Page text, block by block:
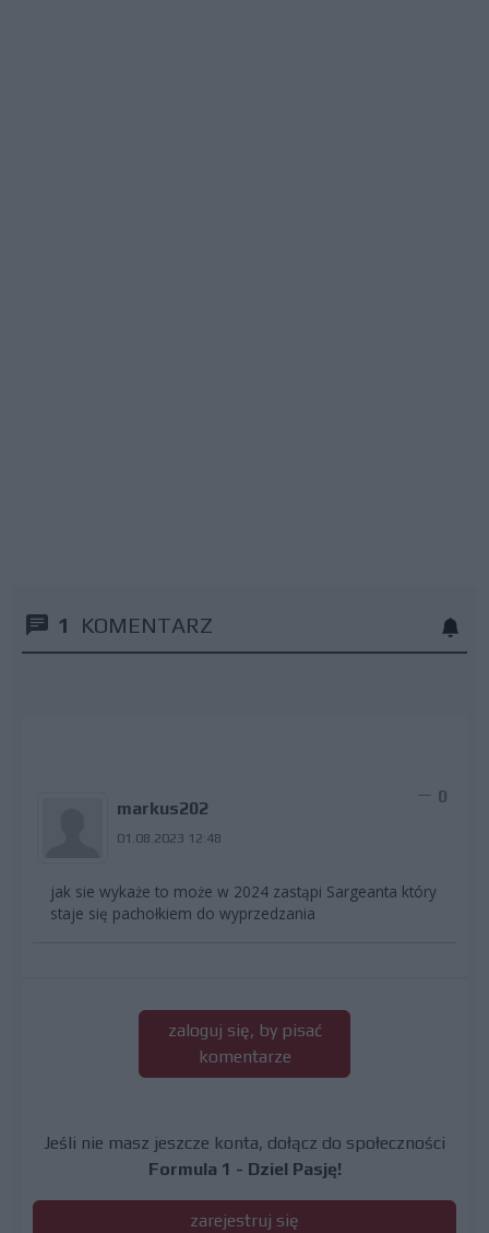
1 KOMENTARZ
markus202
01.08.2023 12:48
0
jak sie wykaże to może w 2024 zastąpi Sargeanta który
staje się pachołkiem do wyprzedzania
zaloguj się, by pisać
komentarze
Jeśli nie masz jeszcze konta, dołącz do społeczności
Formula 1 - Dziel Pasję!
zarejestruj się